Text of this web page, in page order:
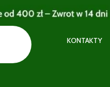
KONTAKTY